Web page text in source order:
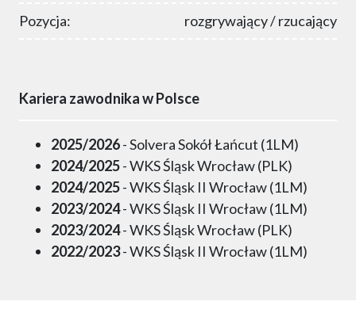
Pozycja: rozgrywający / rzucający
Kariera zawodnika w Polsce
2025/2026- Solvera Sokół Łańcut (1LM)
2024/2025- WKS Śląsk Wrocław (PLK)
2024/2025- WKS Śląsk II Wrocław (1LM)
2023/2024- WKS Śląsk II Wrocław (1LM)
2023/2024- WKS Śląsk Wrocław (PLK)
2022/2023- WKS Śląsk II Wrocław (1LM)